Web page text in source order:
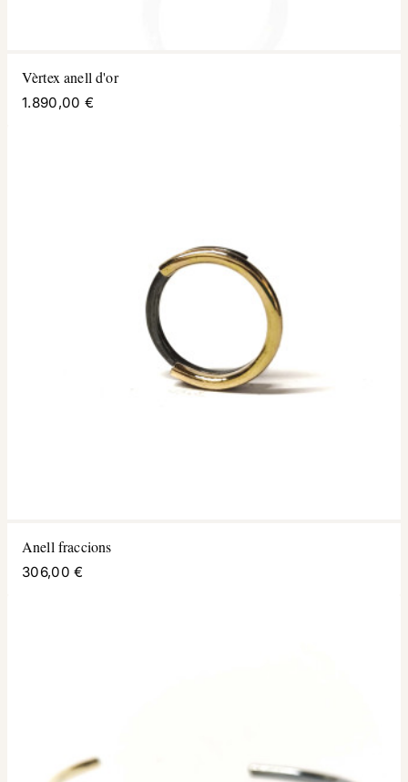
Vèrtex anell d'or
1.890,00 €
Anell fraccions
306,00 €